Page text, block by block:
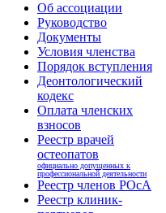
Об ассоциации
Руководство
Документы
Условия членства
Порядок вступления
Деонтологический
кодекс
Оплата членских
взносов
Реестр врачей
остеопатов
официально допущенных к
профессиональной деятельности
Реестр членов РОсА
Реестр клиник-